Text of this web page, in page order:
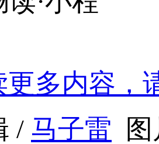
更多内容，
/ 马子雷